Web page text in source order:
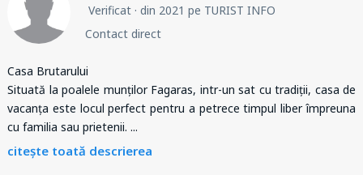
Verificat· din 2021 pe TURIST INFO
Contact direct
Casa Brutarului
Situată la poalele munților Fagaras, intr-un sat cu tradiții, casa de
vacanța este locul perfect pentru a petrece timpul liber împreuna
cu familia sau prietenii. ...
citește toată descrierea